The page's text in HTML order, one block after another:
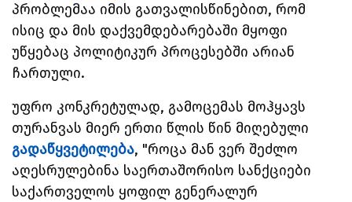
პრობლემაა იმის გათვალისწინებით, რომ
ისიც და მის დაქვემდებარებაში მყოფი
უწყებაც პოლიტიკურ პროცესებში არიან
ჩართული.
უფრო კონკრეტულად, გამოცემას მოჰყავს
თურანვას მიერ ერთი წლის წინ მიღებული
გადაწყვეტილება, "როცა მან ვერ შეძლო
აღესრულებინა საერთაშორისო სანქციები
საქართველოს ყოფილ გენერალურ